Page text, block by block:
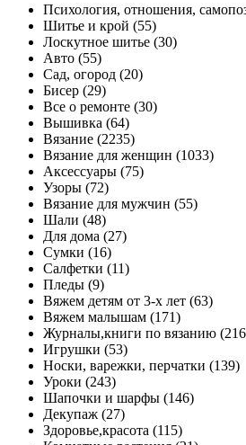
Психология, отношения,
Шитье и крой (55)
Лоскутное шитье (30)
Авто (55)
Сад, огород (20)
Бисер (29)
Все о ремонте (30)
Вышивка (64)
Вязание (2235)
Вязание для женщин (1033)
Аксессуары (75)
Узоры (72)
Вязание для мужчин (55)
Шали (48)
Для дома (27)
Сумки (16)
Салфетки (11)
Пледы (9)
Вяжем детям от 3-х лет (63)
Вяжем малышам (171)
Журналы,книги по вязанию
Игрушки (53)
Носки, варежки, перчатки (139)
Уроки (243)
Шапочки и шарфы (146)
Декупаж (27)
Здоровье,красота (115)